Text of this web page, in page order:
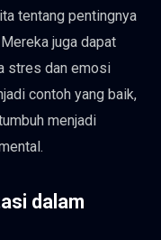
tentang pentingnya
juga dapat
stres dan emosi
contoh yang baik,
menjadi
dalam